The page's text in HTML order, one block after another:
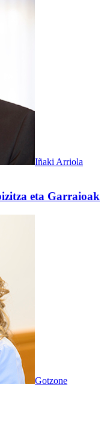
Iñaki Arriola
eta Garraioak
Gotzone